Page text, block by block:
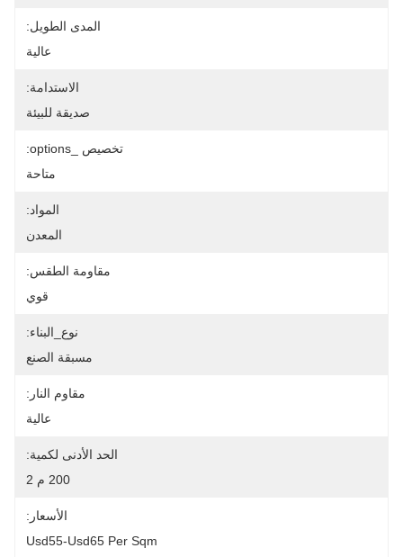
المدى الطويل:
عالية
الاستدامة:
صديقة للبيئة
تخصيص _options:
متاحة
المواد:
المعدن
مقاومة الطقس:
قوي
نوع_البناء:
مسبقة الصنع
مقاوم النار:
عالية
الحد الأدنى لكمية:
200 م 2
الأسعار:
Usd55-Usd65 Per Sqm